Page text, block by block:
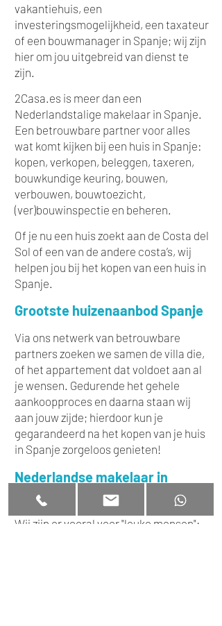
vakantiehuis, een
investeringsmogelijkheid, een taxateur
of een bouwmanager in Spanje; wij zijn
hier om jou uitgebreid van dienst te
zijn. ​
2Casa.es is meer dan een
Nederlandstalige makelaar in Spanje.
Een betrouwbare partner voor alles
wat komt kijken bij een huis in Spanje:
kopen, verkopen, beleggen, taxeren,
bouwkundige keuring, bouwen,
verbouwen, bouwtoezicht,
(ver)bouwinspectie en beheren.
Of je nu een huis zoekt aan de Costa del
Sol of een van de andere costa’s, wij
helpen jou bij het kopen van een huis in
Spanje.
Grootste huizenaanbod Spanje
Via ons netwerk van betrouwbare
partners zoeken we samen de villa die,
of het appartement dat voldoet aan al
je wensen. Gedurende het gehele
aankoopproces en daarna staan wij
aan jouw zijde; hierdoor kun je
gegarandeerd na het kopen van je huis
in Spanje zorgeloos genieten!
Nederlandse makelaar in
Spanje
Wij zijn er vooral voor "leuke mensen";